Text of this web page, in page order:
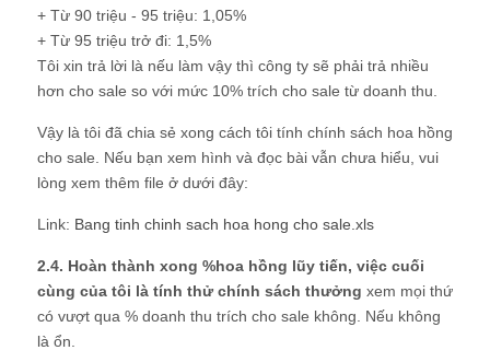
+ Từ 90 triệu - 95 triệu: 1,05%
+ Từ 95 triệu trở đi: 1,5%
Tôi xin trả lời là nếu làm vậy thì công ty sẽ phải trả nhiều
hơn cho sale so với mức 10% trích cho sale từ doanh thu.
Vậy là tôi đã chia sẻ xong cách tôi tính chính sách hoa hồng
cho sale. Nếu bạn xem hình và đọc bài vẫn chưa hiểu, vui
lòng xem thêm file ở dưới đây:
Link: Bang tinh chinh sach hoa hong cho sale.xls
2.4. Hoàn thành xong %hoa hồng lũy tiến, việc cuối
cùng của tôi là tính thử chính sách thưởng xem mọi thứ
có vượt qua % doanh thu trích cho sale không. Nếu không
là ổn.